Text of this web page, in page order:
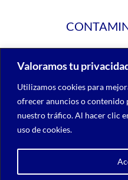
Valoramos tu
Utilizamos cookies para
ofrecer anuncios o contenido
nuestro tráfico. Al hacer clic
uso de cookies.